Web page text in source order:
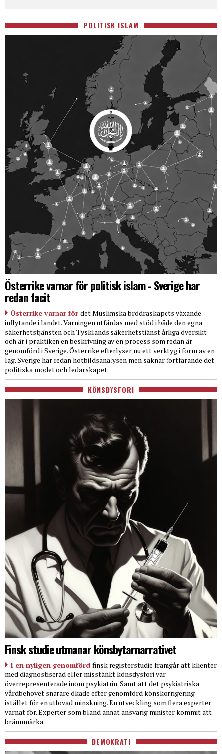
POLITISK ISLAM
Österrike varnar för politisk islam - Sverige har
redan facit
Österrike varnar för det Muslimska brödraskapets växande
inflytande i landet. Varningen utfärdas med stöd i både den egna
säkerhetstjänsten och Tysklands säkerhetstjänst årliga översikt
och är i praktiken en beskrivning av en process som redan är
genomförd i Sverige. Österrike efterlyser nu ett verktyg i form av en
lag. Sverige har redan hotbildsanalysen men saknar fortfarande det
politiska modet och ledarskapet.
KÖNSDYSFORI
Finsk studie utmanar könsbytarnarrativet
I en nyligen genomförd finsk registerstudie framgår att klienter
med diagnostiserad eller misstänkt könsdysfori var
överrepresenterade inom psykiatrin. Samt att det psykiatriska
vårdbehovet snarare ökade efter genomförd könskorrigering
istället för en utlovad minskning. En utveckling som flera experter
varnat för. Experter som bland annat ansvarig minister kommit att
brännmärka.
DEMOKRATI